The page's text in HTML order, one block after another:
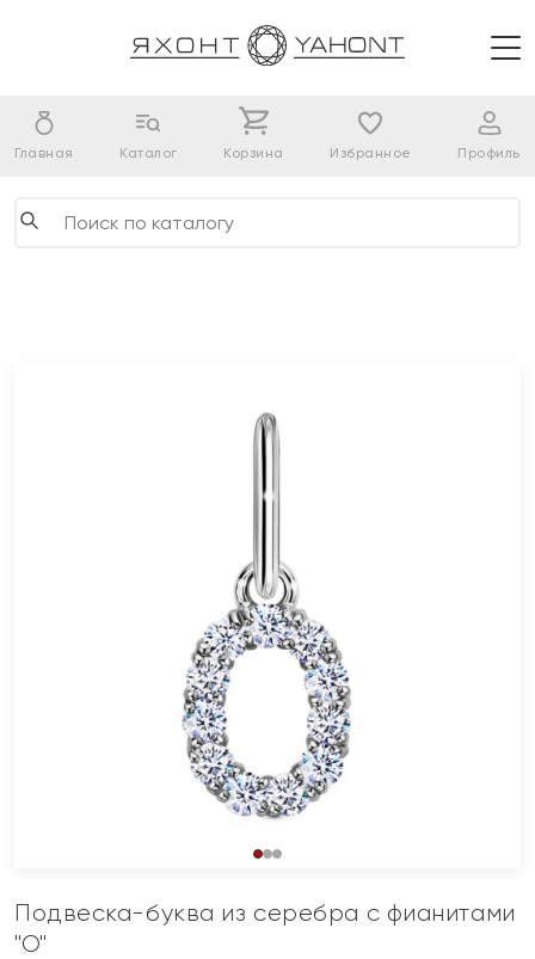
Главная Каталог Корзина Избранное Профиль
Подвеска-буква из серебра с фианитами
"О"